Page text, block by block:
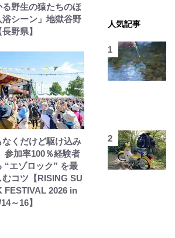
る野生の猿たちのほ
浴シーン」地獄谷野
野県】
なくだけど駆け込み
参加率100％経験者
“エゾロック” を最
むコツ【RISING SU
FESTIVAL 2026 in
～16】
人気記事